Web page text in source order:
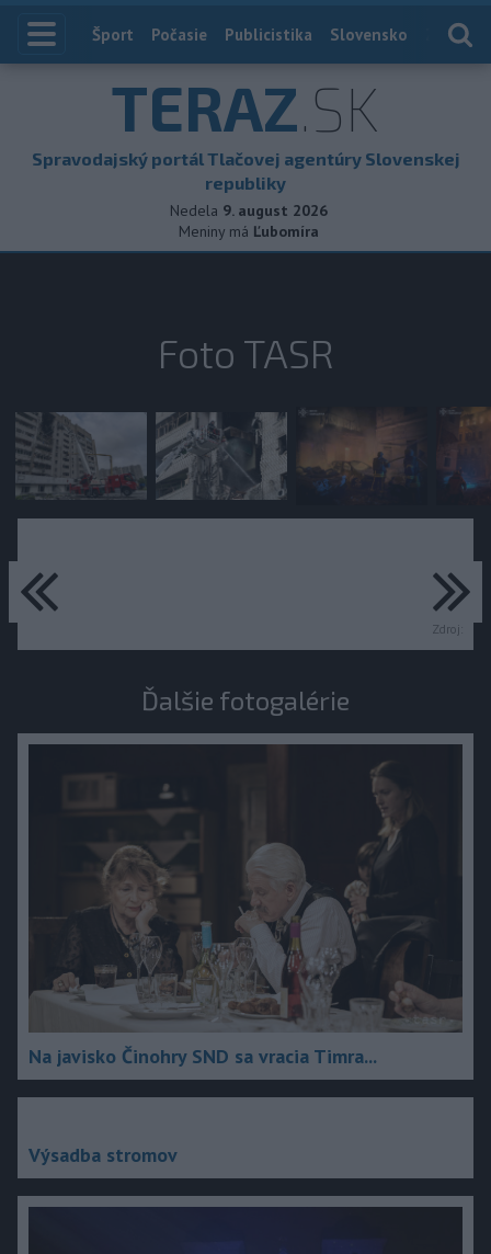
Index
Šport Počasie Publicistika Slovensko
TERAZ.SK
Spravodajský portál Tlačovej agentúry Slovenskej
republiky
Nedela 9. august 2026
Meniny má Ľubomíra
Foto TASR
Zdroj:
predchádzajúce
Ďalšie fotogalérie
Na javisko Činohry SND sa vracia Timra...
Výsadba stromov